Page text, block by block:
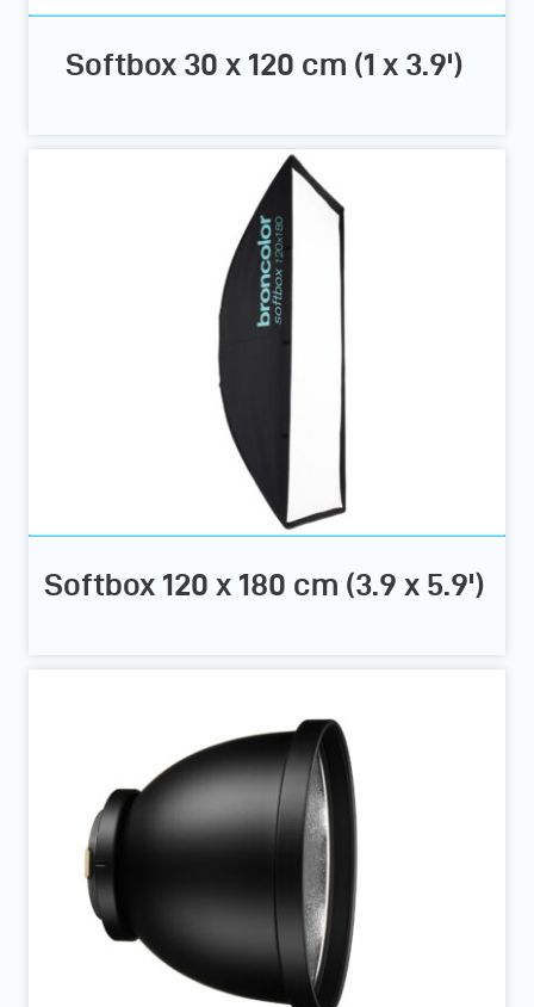
Softbox 30 x 120 cm (1 x 3.9')
Softbox 120 x 180 cm (3.9 x 5.9')